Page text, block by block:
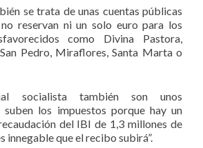
se trata de unas cuentas públicas
no reservan ni un solo euro para los
como Divina Pastora,
Pedro, Miraflores, Santa Marta o
socialista también son unos
suben los impuestos porque hay un
del IBI de 1,3 millones de
innegable que el recibo subirá”.